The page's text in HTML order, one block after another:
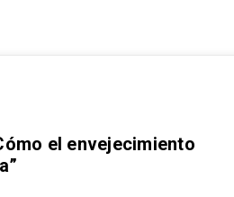
el envejecimiento